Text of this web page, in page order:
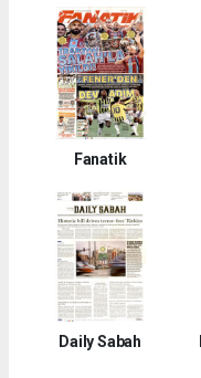
Fanatik
Daily Sabah